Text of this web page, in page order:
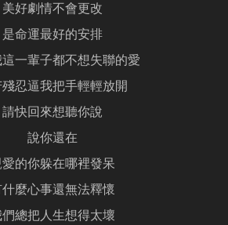
美好劇情不會更改
是命運最好的安排
一輩子都不想失聯的愛
忍逼我把手輕輕放開
請快回來想聽你說
說你還在
的你躲在哪裡發呆
麼心事還無法釋懷
總把人生想得太壞